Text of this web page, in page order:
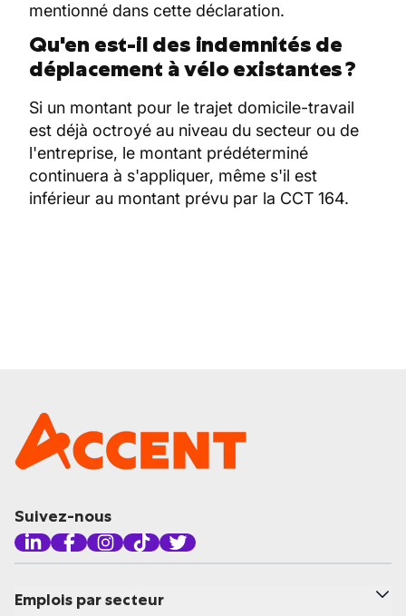
mentionné dans cette déclaration.
Qu'en est-il des indemnités de
déplacement à vélo existantes ?
Si un montant pour le trajet domicile-travail
est déjà octroyé au niveau du secteur ou de
l'entreprise, le montant prédéterminé
continuera à s'appliquer, même s'il est
inférieur au montant prévu par la CCT 164.
Suivez-nous
Emplois par secteur